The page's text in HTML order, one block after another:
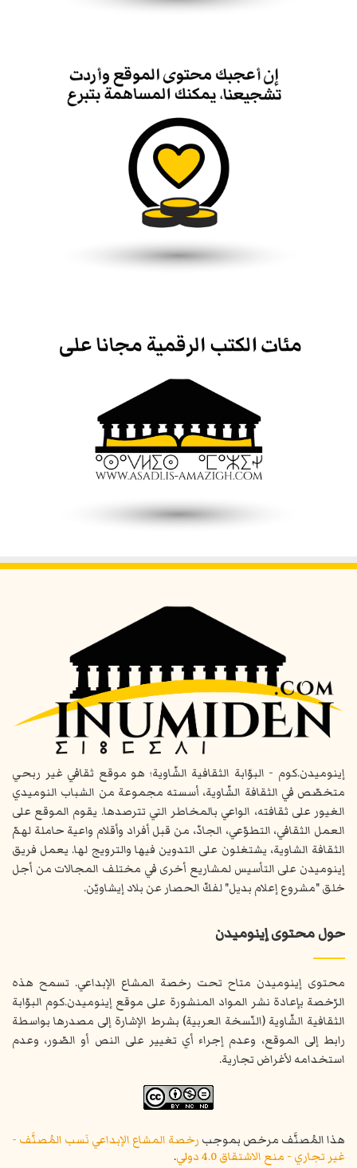
إينوميدن.كوم - البوّابة الثقافية الشّاوية؛ هو موقع ثقافي غير ربحي
متخصّص في الثقافة الشّاوية، أسسته مجموعة من الشباب النوميدي
الغيور على ثقافته، الواعي بالمخاطر التي تترصدها. يقوم الموقع على
العمل الثقافي، التطوّعي، الجادّ، من قبل أفراد وأقلام واعية حاملة لهمّ
الثقافة الشاوية، يشتغلون على التدوين فيها والترويج لها. يعمل فريق
إينوميدن على التأسيس لمشاريع أخرى في مختلف المجالات من أجل
خلق "مشروع إعلام بديل" لفكّ الحصار عن بلاد إيشاويّن.
حول محتوى إينوميدن
محتوى إينوميدن متاح تحت رخصة المشاع الإبداعي. تسمح هذه
الرّخصة بإعادة نشر المواد المنشورة على موقع إينوميدن.كوم البوّابة
الثقافية الشّاوية (النّسخة العربية) بشرط الإشارة إلى مصدرها بواسطة
رابط إلى الموقع، وعدم إجراء أي تغيير على النص أو الصّور، وعدم
استخدامه لأغراض تجارية.
هذا المُصنَّف مرخص بموجب رخصة المشاع الإبداعي نَسب المُصنَّف -
غير تجاري - منع الاشتقاق 4.0 دولي
.